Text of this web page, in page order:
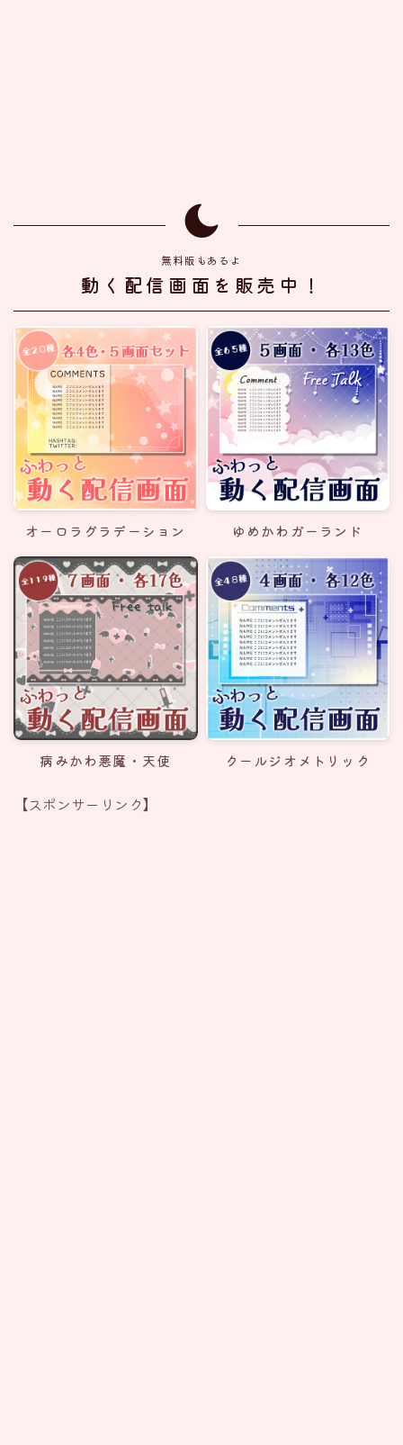
無料版もあるよ
動く配信画面を販売中！
オーロラグラデーション ゆめかわガーランド
病みかわ悪魔・天使 クールジオメトリック
【スポンサーリンク】